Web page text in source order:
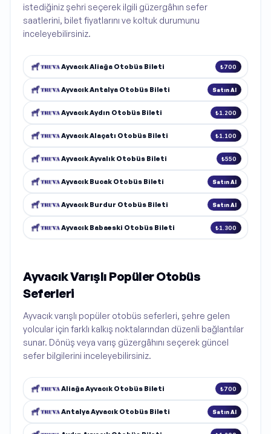
istediğiniz şehri seçerek ilgili güzergâhın sefer
saatlerini, bilet fiyatlarını ve koltuk durumunu
inceleyebilirsiniz.
Ayvacık Aliağa Otobüs Bileti ₺700
Ayvacık Antalya Otobüs Bileti Satın Al
Ayvacık Aydın Otobüs Bileti ₺1.200
Ayvacık Alaçatı Otobüs Bileti ₺1.100
Ayvacık Ayvalık Otobüs Bileti ₺550
Ayvacık Bucak Otobüs Bileti Satın Al
Ayvacık Burdur Otobüs Bileti Satın Al
Ayvacık Babaeski Otobüs Bileti ₺1.300
Ayvacık Varışlı Popüler Otobüs
Seferleri
Ayvacık varışlı popüler otobüs seferleri, şehre gelen
yolcular için farklı kalkış noktalarından düzenli bağlantılar
sunar. Dönüş veya varış güzergâhını seçerek güncel
sefer bilgilerini inceleyebilirsiniz.
Aliağa Ayvacık Otobüs Bileti ₺700
Antalya Ayvacık Otobüs Bileti Satın Al